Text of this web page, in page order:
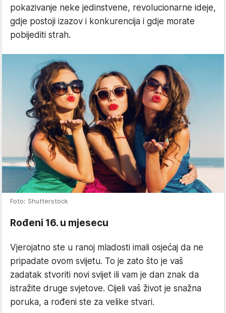
pokazivanje neke jedinstvene, revolucionarne ideje,
gdje postoji izazov i konkurencija i gdje morate
pobijediti strah.
Foto: Shutterstock
Rođeni 16. u mjesecu
Vjerojatno ste u ranoj mladosti imali osjećaj da ne
pripadate ovom svijetu. To je zato što je vaš
zadatak stvoriti novi svijet ili vam je dan znak da
istražite druge svjetove. Cijeli vaš život je snažna
poruka, a rođeni ste za velike stvari.